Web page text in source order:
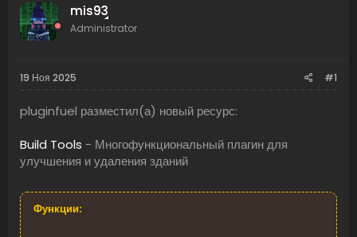
ы
л
а
mis93
Administrator
19 Ноя 2025 #1
pluginfuel разместил(а) новый ресурс:
Build Tools - Многофункциональный плагин для
улучшения и удаления зданий
Функции: